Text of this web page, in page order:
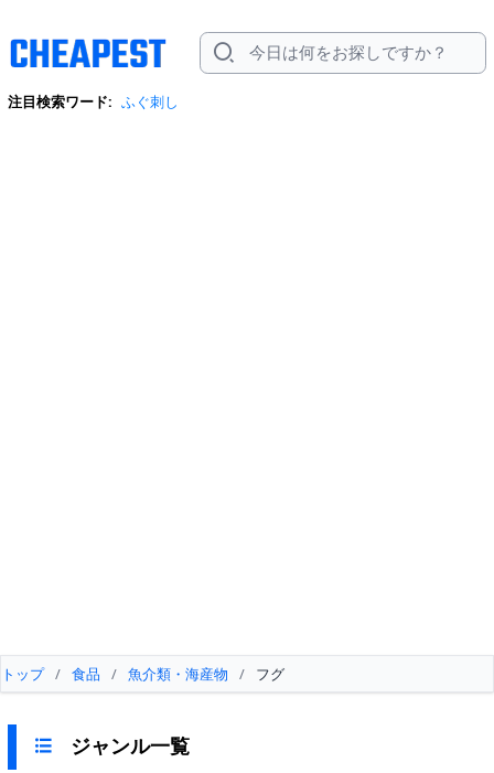
注目検索ワード: ふぐ刺し
トップ / 食品 / 魚介類・海産物 / フグ
ジャンル一覧